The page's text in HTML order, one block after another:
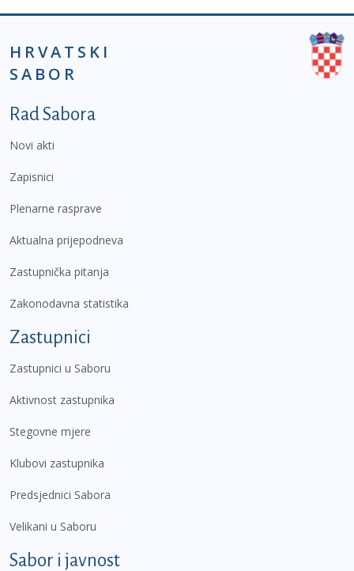
HRVATSKI
SABOR
Podnožje prvi izbornik
Rad Sabora
Novi akti
Zapisnici
Plenarne rasprave
Aktualna prijepodneva
Zastupnička pitanja
Zakonodavna statistika
Zastupnici
Zastupnici u Saboru
Aktivnost zastupnika
Stegovne mjere
Klubovi zastupnika
Predsjednici Sabora
Velikani u Saboru
Sabor i javnost